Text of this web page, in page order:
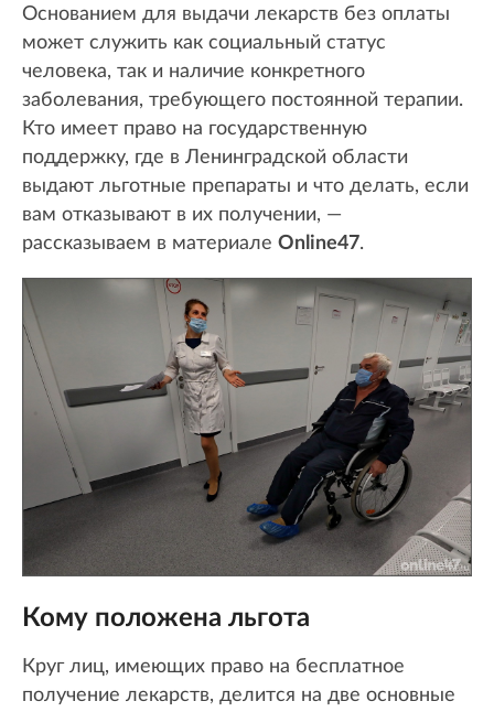
Основанием для выдачи лекарств без оплаты
может служить как социальный статус
человека, так и наличие конкретного
заболевания, требующего постоянной терапии.
Кто имеет право на государственную
поддержку, где в Ленинградской области
выдают льготные препараты и что делать, если
вам отказывают в их получении, —
рассказываем в материале Online47.
Кому положена льгота
Круг лиц, имеющих право на бесплатное
получение лекарств, делится на две основные